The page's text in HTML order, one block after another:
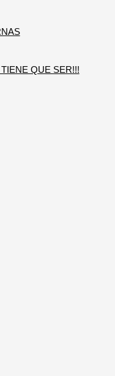
QUE SER!!!